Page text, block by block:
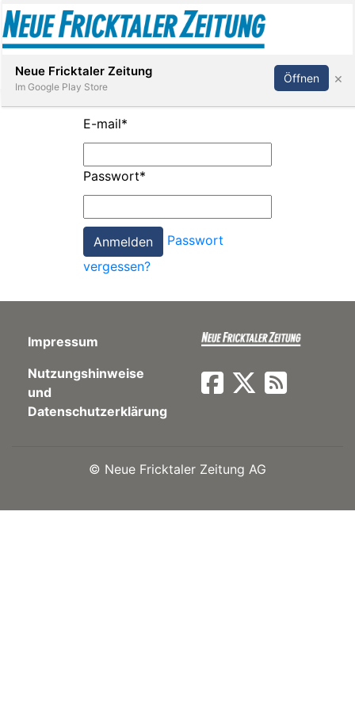
Paper
App
Abonnieren Anmelden
E-mail*
Passwort*
Passwort
vergessen?
Impressum
Nutzungshinweise
und
Datenschutzerklärung
© Neue Fricktaler Zeitung AG
Neue Fricktaler Zeitung
Im Google Play Store
Öffnen ×